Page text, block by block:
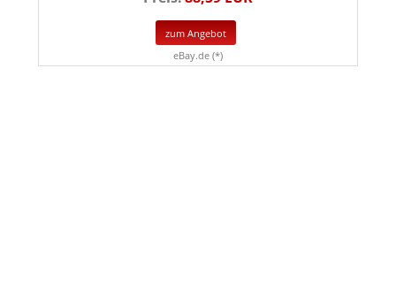
zum Angebot
eBay.de (*)